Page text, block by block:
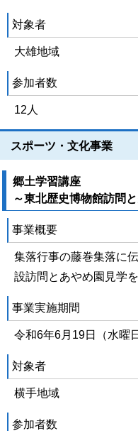
対象者
大雄地域
参加者数
12人
スポーツ・文化事業
郷土学習講座
～東北歴史博物館訪問
事業概要
集落行事の藤巻集落に
設訪問とあやめ園見学を
事業実施期間
令和6年6月19日（水曜日
対象者
横手地域
参加者数